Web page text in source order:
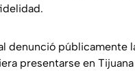
denunció públicamente
presentarse en